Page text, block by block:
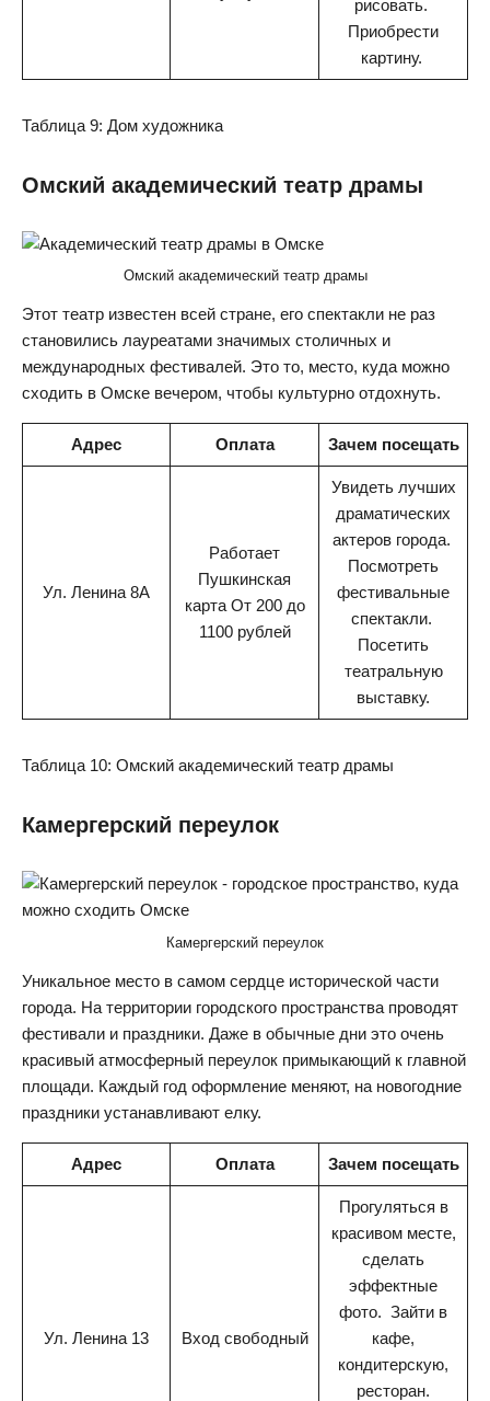
рисовать.
Приобрести
картину.
Таблица 9: Дом художника
Омский академический театр драмы
Омский академический театр драмы
Этот театр известен всей стране, его спектакли не раз
становились лауреатами значимых столичных и
международных фестивалей. Это то, место, куда можно
сходить в Омске вечером, чтобы культурно отдохнуть.
Адрес Оплата Зачем посещать
Ул. Ленина 8А
Работает
Пушкинская
карта От 200 до
1100 рублей
Увидеть лучших
драматических
актеров города.
Посмотреть
фестивальные
спектакли.
Посетить
театральную
выставку.
Таблица 10: Омский академический театр драмы
Камергерский переулок
Камергерский переулок
Уникальное место в самом сердце исторической части
города. На территории городского пространства проводят
фестивали и праздники. Даже в обычные дни это очень
красивый атмосферный переулок примыкающий к главной
площади. Каждый год оформление меняют, на новогодние
праздники устанавливают елку.
Адрес Оплата Зачем посещать
Ул. Ленина 13 Вход свободный
Прогуляться в
красивом месте,
сделать
эффектные
фото. Зайти в
кафе,
кондитерскую,
ресторан.